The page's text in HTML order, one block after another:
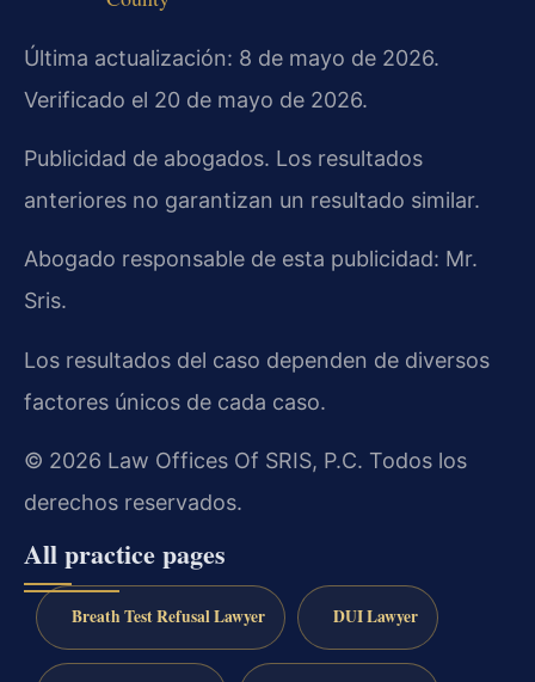
Última actualización: 8 de mayo de 2026.
Verificado el 20 de mayo de 2026.
Publicidad de abogados. Los resultados
anteriores no garantizan un resultado similar.
Abogado responsable de esta publicidad: Mr.
Sris.
Los resultados del caso dependen de diversos
factores únicos de cada caso.
© 2026 Law Offices Of SRIS, P.C. Todos los
derechos reservados.
All practice pages
Breath Test Refusal Lawyer DUI Lawyer